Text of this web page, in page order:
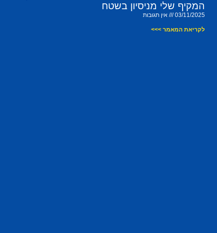
המקיף שלי מניסיון בשטח
03/11/2025 אין תגובות
לקריאת המאמר >>>